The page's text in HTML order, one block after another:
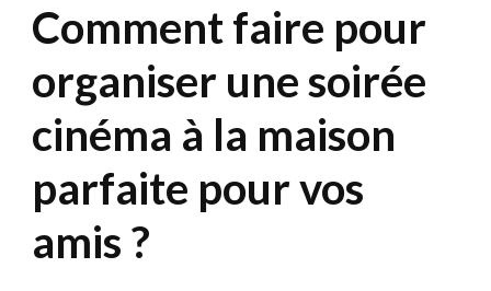
Comment faire pour
organiser une soirée
cinéma à la maison
parfaite pour vos
amis ?